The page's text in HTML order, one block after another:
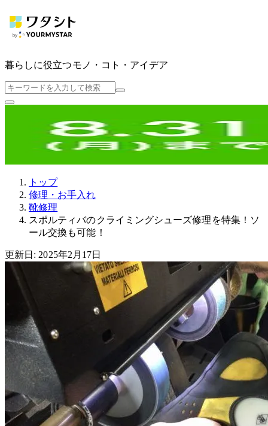
暮らしに役立つモノ・コト・アイデア
トップ
修理・お手入れ
靴修理
スポルティバのクライミングシューズ修理を特集！ソ
ール交換も可能！
更新日: 2025年2月17日